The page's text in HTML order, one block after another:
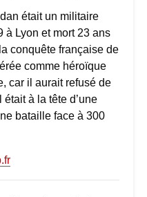
était un militaire
à Lyon et mort 23 ans
conquête française de
comme héroïque
car il aurait refusé de
était à la tête d’une
bataille face à 300